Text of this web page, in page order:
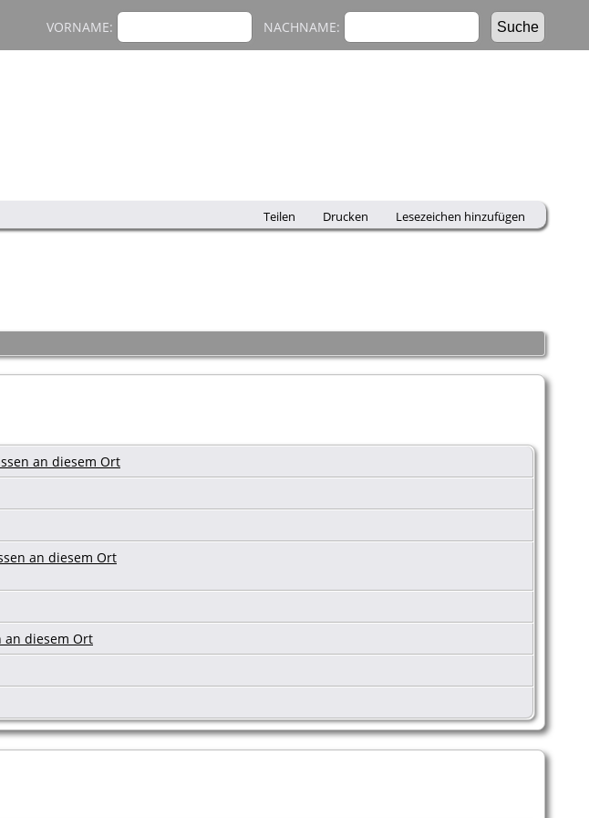
VORNAME: NACHNAME:
Teilen Drucken Lesezeichen hinzufügen